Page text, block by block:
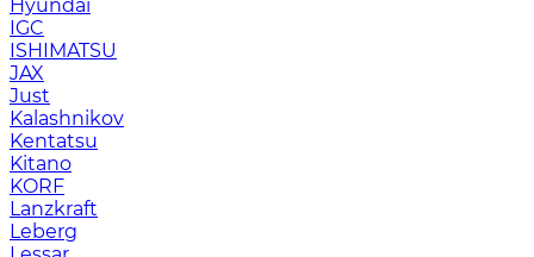
Hyundai
IGC
ISHIMATSU
JAX
Just
Kalashnikov
Kentatsu
Kitano
KORF
Lanzkraft
Leberg